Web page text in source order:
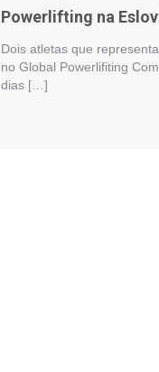
Powerlifting na
Dois atletas que
no Global Powerlifiting
dias […]